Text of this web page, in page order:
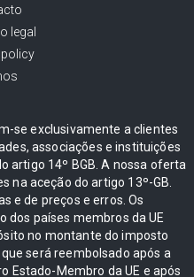
legal
se exclusivamente a clientes
associações e instituições
artigo 14º BGB. A nossa oferta
na aceção do artigo 13º-GB.
e de preços e erros. Os
dos países membros da UE
no montante do imposto
será reembolsado após a
Estado-Membro da UE e após